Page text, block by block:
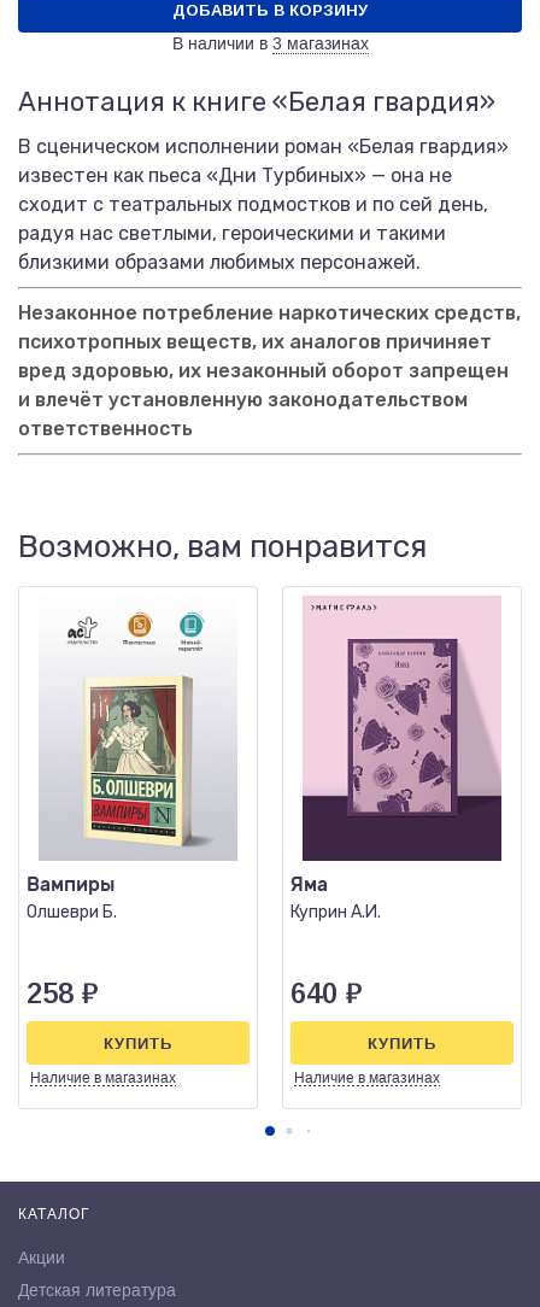
ДОБАВИТЬ В КОРЗИНУ
В наличии в 3 магазинах
Аннотация к книге «Белая гвардия»
В сценическом исполнении роман «Белая гвардия»
известен как пьеса «Дни Турбиных» — она не
сходит с театральных подмостков и по сей день,
радуя нас светлыми, героическими и такими
близкими образами любимых персонажей.
Незаконное потребление наркотических средств,
психотропных веществ, их аналогов причиняет
вред здоровью, их незаконный оборот запрещен
и влечёт установленную законодательством
ответственность
Возможно, вам понравится
Вампиры
Олшеври Б.
258 ₽
Наличие в магазинах
КУПИТЬ
Яма
Куприн А.И.
640 ₽
Наличие в магазинах
КУПИТЬ
КАТАЛОГ
Акции
Детская литература